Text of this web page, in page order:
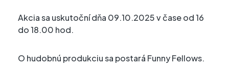
Akcia sa uskutoční dňa 09.10.2025 v čase od 16
do 18.00 hod.
O hudobnú produkciu sa postará Funny Fellows.